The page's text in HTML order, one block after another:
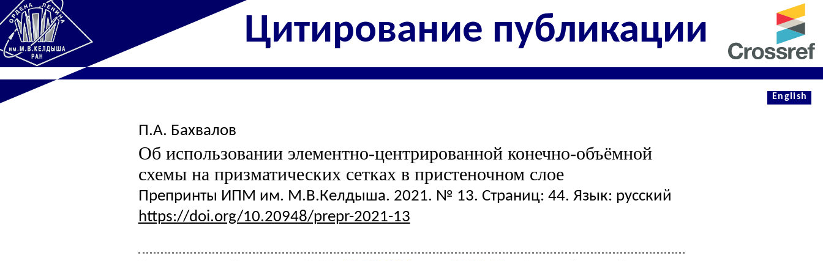
Цитирование публикации
English
П.А. Бахвалов
Об использовании элементно-центрированной конечно-объёмной
схемы на призматических сетках в пристеночном слое
Препринты ИПМ им. М.В.Келдыша. 2021. № 13. Страниц: 44. Язык: русский
https://doi.org/10.20948/prepr-2021-13